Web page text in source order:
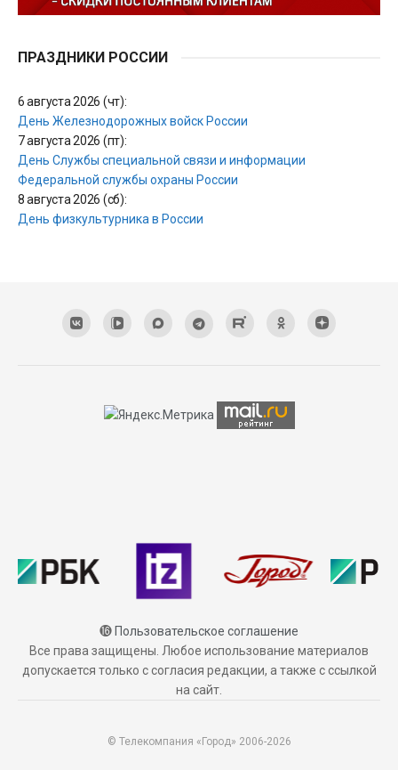
ПРАЗДНИКИ РОССИИ
6 августа 2026 (чт):
День Железнодорожных войск России
7 августа 2026 (пт):
День Службы специальной связи и информации
Федеральной службы охраны России
8 августа 2026 (сб):
День физкультурника в России
⓰Пользовательское соглашение
Все права защищены. Любое использование материалов
допускается только с согласия редакции, а также с ссылкой
на сайт.
© Телекомпания «Город» 2006-2026